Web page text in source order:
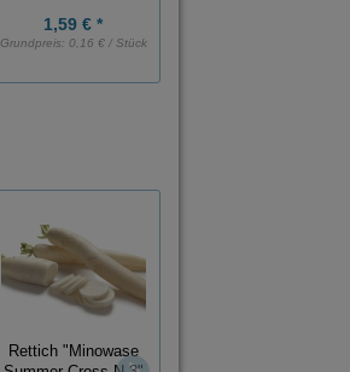
1,59 € *
Grundpreis: 0,16 € / Stück
Rettich "Minowase